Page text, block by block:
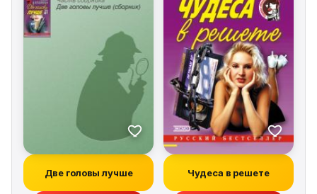
Две головы лучше Чудеса в решете